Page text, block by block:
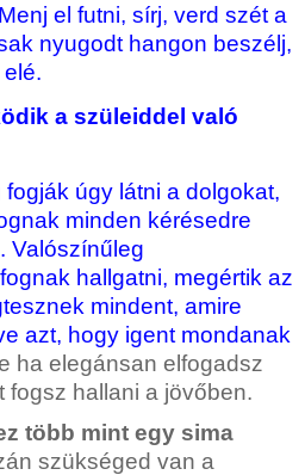
el futni, sírj, verd szét a
nyugodt hangon beszélj,
a szüleiddel való
úgy látni a dolgokat,
minden kérésedre
Valószínűleg
hallgatni, megértik az
mindent, amire
azt, hogy igent mondanak
ha elegánsan elfogadsz
fogsz hallani a jövőben.
több mint egy sima
szükséged van a